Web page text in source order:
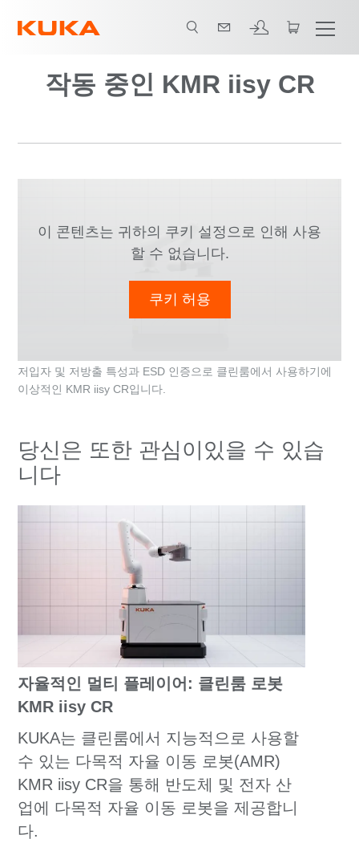
작동 중인 KMR iisy CR
이 콘텐츠는 귀하의 쿠키 설정으로 인해 사용
할 수 없습니다.
쿠키 허용
저입자 및 저방출 특성과 ESD 인증으로 클린룸에서 사용하기에
이상적인 KMR iisy CR입니다.
당신은 또한 관심이있을 수 있습
니다
자율적인 멀티 플레이어: 클린룸 로봇
KMR iisy CR
KUKA는 클린룸에서 지능적으로 사용할
수 있는 다목적 자율 이동 로봇(AMR)
KMR iisy CR을 통해 반도체 및 전자 산
업에 다목적 자율 이동 로봇을 제공합니
다.